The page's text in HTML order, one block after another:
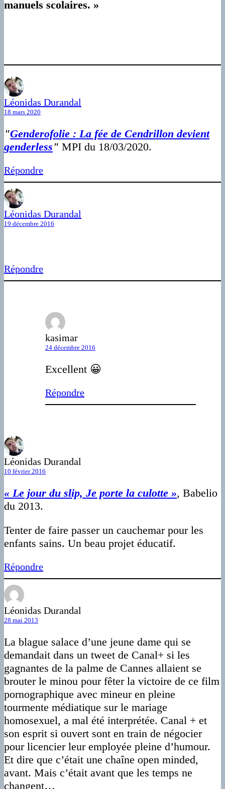
manuels scolaires. »
Léonidas Durandal
18 mars 2020
"Genderofolie : La fée de Cendrillon devient
genderless " MPI du 18/03/2020.
Répondre
Léonidas Durandal
19 décembre 2016
Répondre
kasimar
24 décembre 2016
Excellent 😀
Répondre
Léonidas Durandal
10 février 2016
« Le jour du slip, Je porte la culotte », Babelio
du 2013.
Tenter de faire passer un cauchemar pour les
enfants sains. Un beau projet éducatif.
Répondre
Léonidas Durandal
28 mai 2013
La blague salace d’une jeune dame qui se
demandait dans un tweet de Canal+ si les
gagnantes de la palme de Cannes allaient se
brouter le minou pour fêter la victoire de ce film
pornographique avec mineur en pleine
tourmente médiatique sur le mariage
homosexuel, a mal été interprétée. Canal + et
son esprit si ouvert sont en train de négocier
pour licencier leur employée pleine d’humour.
Et dire que c’était une chaîne open minded,
avant. Mais c’était avant que les temps ne
changent…